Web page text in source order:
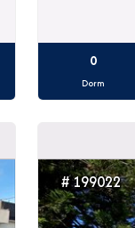
0
Dorm
# 199022